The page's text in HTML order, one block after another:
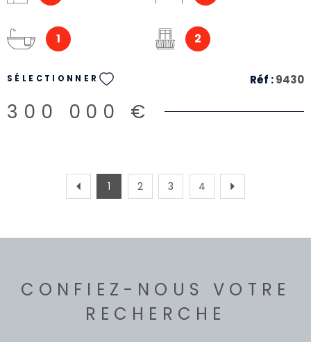
1 2
SÉLECTIONNER Réf :9430
300 000 €
1 2 3 4
CONFIEZ-NOUS VOTRE
RECHERCHE